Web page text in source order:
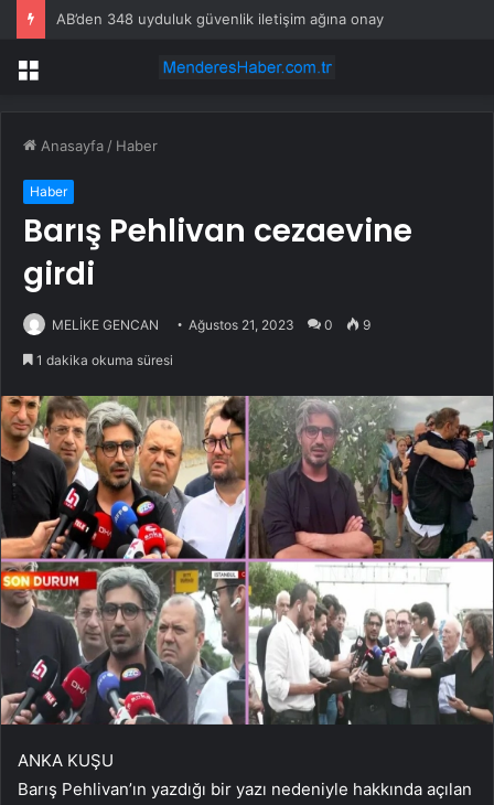
AB’den 348 uyduluk güvenlik iletişim ağına onay
Menü
Anasayfa / Haber
Haber
Barış Pehlivan cezaevine
girdi
MELİKE GENCAN Ağustos 21, 2023 0 9
1 dakika okuma süresi
ANKA KUŞU
Barış Pehlivan’ın yazdığı bir yazı nedeniyle hakkında açılan